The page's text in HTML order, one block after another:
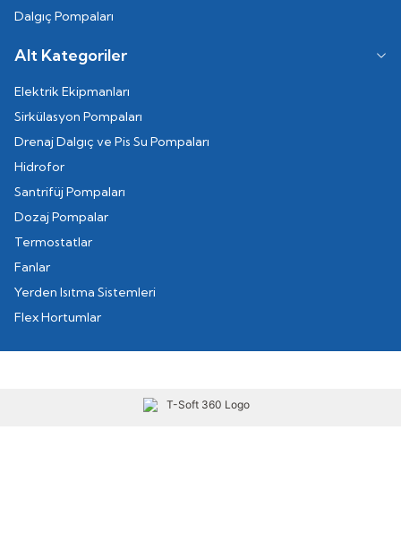
Dalgıç Pompaları
Alt Kategoriler
Elektrik Ekipmanları
Sirkülasyon Pompaları
Drenaj Dalgıç ve Pis Su Pompaları
Hidrofor
Santrifüj Pompaları
Dozaj Pompalar
Termostatlar
Fanlar
Yerden Isıtma Sistemleri
Flex Hortumlar